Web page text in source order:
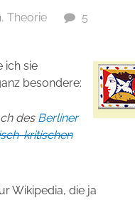
, Theorie
5
ich sie
besondere:
des Berliner
kritischen
Wikipedia, die ja